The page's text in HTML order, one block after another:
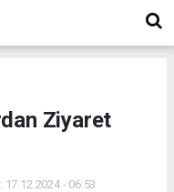
Ziyaret
17.12.2024 - 06:53